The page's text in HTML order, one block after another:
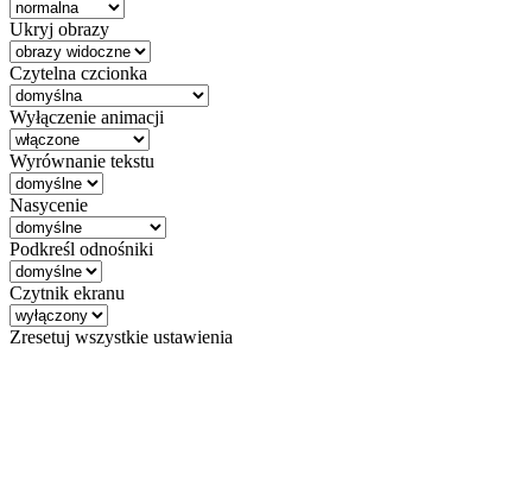
Ukryj obrazy
Czytelna czcionka
Wyłączenie animacji
Wyrównanie tekstu
Nasycenie
Podkreśl odnośniki
Czytnik ekranu
Zresetuj wszystkie ustawienia